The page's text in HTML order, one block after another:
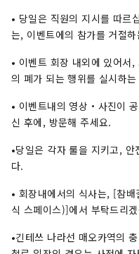
• 당일은 직원의 지시를 따르
는, 이벤트에의 참가를 거절
• 이벤트 회장 내외에 있어서
의 폐가 되는 행위를 실시하
• 이벤트내의 영상・사진이
신 후에, 방문해 주세요.
•당일은 각자 룰을 지키고,
다.
• 회장내에서의 식사는, [참
식 스페이스)]에서 부탁드리
•긴테쓰 나라선 매오카역의